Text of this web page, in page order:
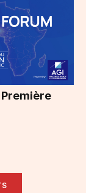
Première